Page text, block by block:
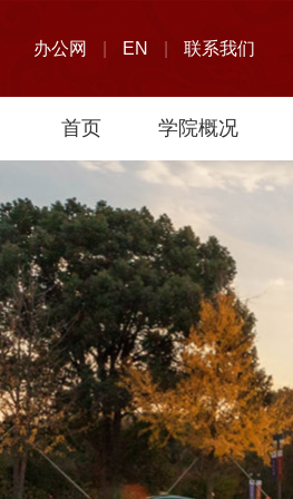
办公网 EN 联系我们
首页 学院概况